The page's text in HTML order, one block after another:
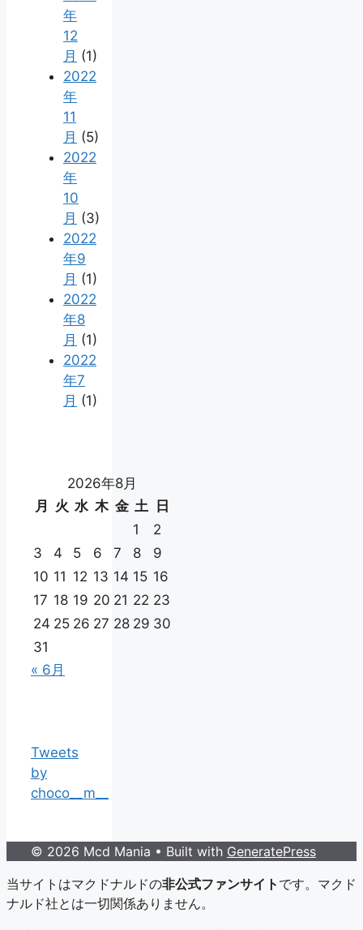
年
12
月 (1)
2022
年
11
月 (5)
2022
年
10
月 (3)
2022
年9
月 (1)
2022
年8
月 (1)
2022
年7
月 (1)
2026年8月
月
火 水 木 金 土
日
1
2
3
4 5 6 7 8
9
10 11 12 13 14 15 16
17 18 19 20 21 22 23
24 25 26 27 28 29 30
31
« 6月
Tweets
by
choco__m__
© 2026 Mcd Mania • Built with GeneratePress
当サイトはマクドナルドの非公式ファンサイト です。マクド
ナルド社とは一切関係ありません。